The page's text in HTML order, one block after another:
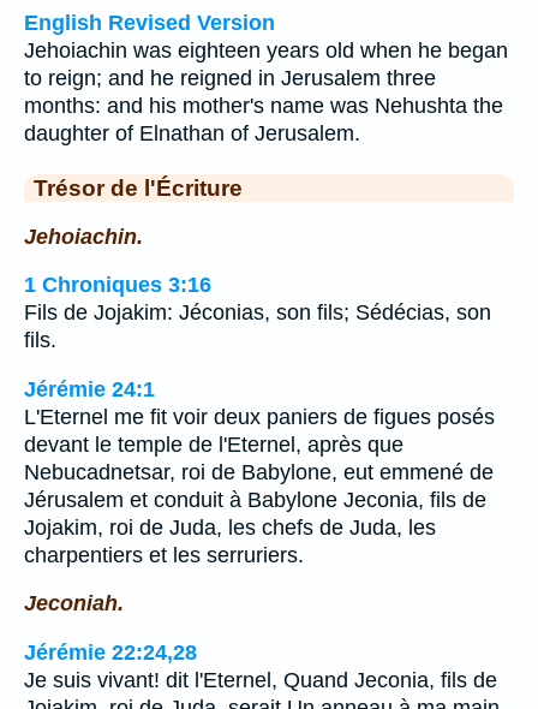
English Revised Version
Jehoiachin was eighteen years old when he began
to reign; and he reigned in Jerusalem three
months: and his mother's name was Nehushta the
daughter of Elnathan of Jerusalem.
Trésor de l'Écriture
Jehoiachin.
1 Chroniques 3:16
Fils de Jojakim: Jéconias, son fils; Sédécias, son
fils.
Jérémie 24:1
L'Eternel me fit voir deux paniers de figues posés
devant le temple de l'Eternel, après que
Nebucadnetsar, roi de Babylone, eut emmené de
Jérusalem et conduit à Babylone Jeconia, fils de
Jojakim, roi de Juda, les chefs de Juda, les
charpentiers et les serruriers.
Jeconiah.
Jérémie 22:24,28
Je suis vivant! dit l'Eternel, Quand Jeconia, fils de